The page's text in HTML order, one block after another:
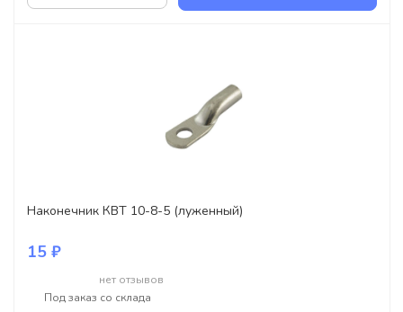
Наконечник КВТ 10-8-5 (луженный)
15 ₽
нет отзывов
Под заказ со склада